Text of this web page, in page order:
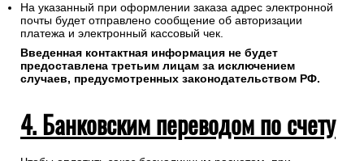
На указанный при оформлении заказа адрес электронной
почты будет отправлено сообщение об авторизации
платежа и электронный кассовый чек.
Введенная контактная информация не будет
предоставлена третьим лицам за исключением
случаев, предусмотренных законодательством РФ.
4. Банковским переводом по счету